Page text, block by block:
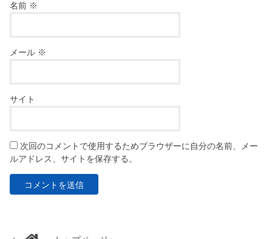
名前 ※
メール ※
サイト
次回のコメントで使用するためブラウザーに自分の名前、メー
ルアドレス、サイトを保存する。